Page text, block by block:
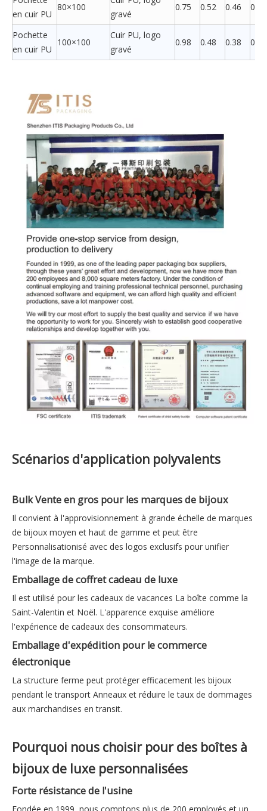
en cuir PU
80×100
gravé
0.75 0.52 0.46 0.38
Pochette
en cuir PU
100×100
Cuir PU, logo
gravé
0.98 0.48 0.38 0.36
Scénarios d'application polyvalents
Bulk Vente en gros pour les marques de bijoux
Il convient à l'approvisionnement à grande échelle de marques
de bijoux moyen et haut de gamme et peut être
Personnalisationisé avec des logos exclusifs pour unifier
l'image de la marque.
Emballage de coffret cadeau de luxe
Il est utilisé pour les cadeaux de vacances La boîte comme la
Saint-Valentin et Noël. L'apparence exquise améliore
l'expérience de cadeaux des consommateurs.
Emballage d'expédition pour le commerce
électronique
La structure ferme peut protéger efficacement les bijoux
pendant le transport Anneaux et réduire le taux de dommages
aux marchandises en transit.
Pourquoi nous choisir pour des boîtes à
bijoux de luxe personnalisées
Forte résistance de l'usine